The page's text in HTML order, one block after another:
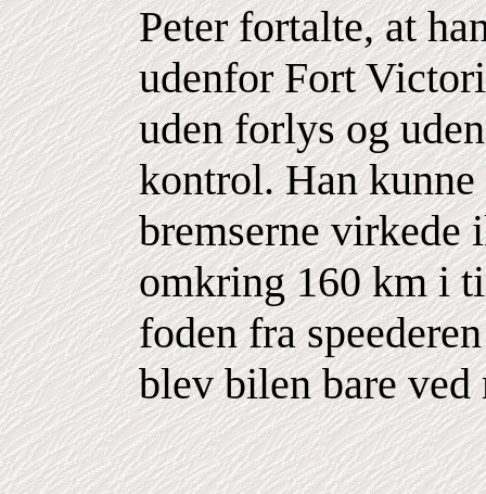
Peter fortalte, at
udenfor Fort
uden forlys og
kontrol. Han
bremserne virkede
omkring 160 km i
foden fra
blev bilen bare ved